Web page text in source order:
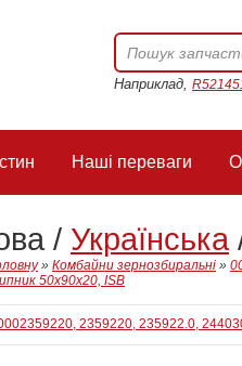
Наприклад,
Наші переваги
/ Українська
» Комбайни зернозбиральні »
50x90x20, ISB